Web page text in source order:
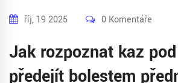
říj, 19 2025 0 Komentáře
Jak rozpoznat kaz
předejít bolestem